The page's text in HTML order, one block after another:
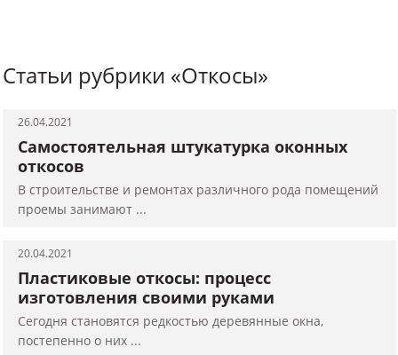
Статьи рубрики «Откосы»
26.04.2021
Самостоятельная штукатурка оконных
откосов
В строительстве и ремонтах различного рода помещений
проемы занимают ...
20.04.2021
Пластиковые откосы: процесс
изготовления своими руками
Сегодня становятся редкостью деревянные окна,
постепенно о них ...